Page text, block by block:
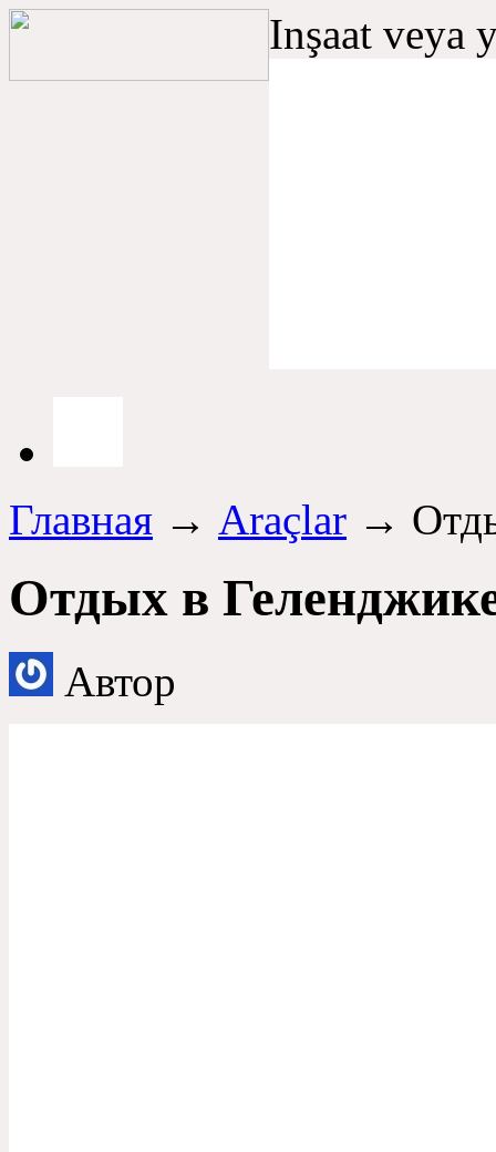
Inşaat veya
Главная → Araçlar →
Отдых в
Автор